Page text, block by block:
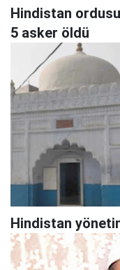
Hindistan
5 asker öldü
Hindistan